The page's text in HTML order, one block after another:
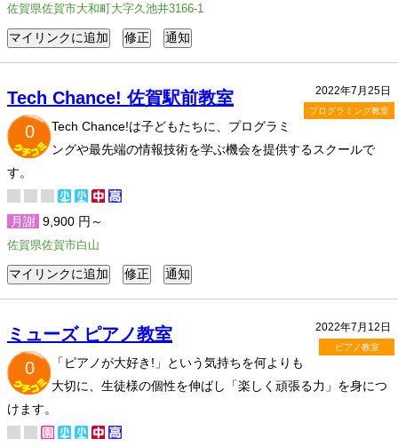
佐賀県佐賀市大和町大字久池井3166-1
2022年7月25日
プログラミング教室
Tech Chance! 佐賀駅前教室
0
Tech Chance!は子どもたちに、プログラミ
ングや最先端の情報技術を学ぶ機会を提供するスクールで
す。
月謝 9,900 円～
佐賀県佐賀市白山
2022年7月12日
ピアノ教室
ミューズ ピアノ教室
0
「ピアノが大好き!」という気持ちを何よりも
大切に、生徒様の個性を伸ばし「楽しく頑張る力」を身につ
けます。